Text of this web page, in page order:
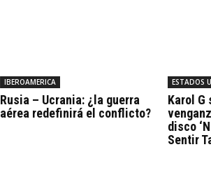
IBEROAMERICA
Rusia – Ucrania: ¿la guerra
aérea redefinirá el conflicto?
ESTADOS
Karol G
disco
Sentir